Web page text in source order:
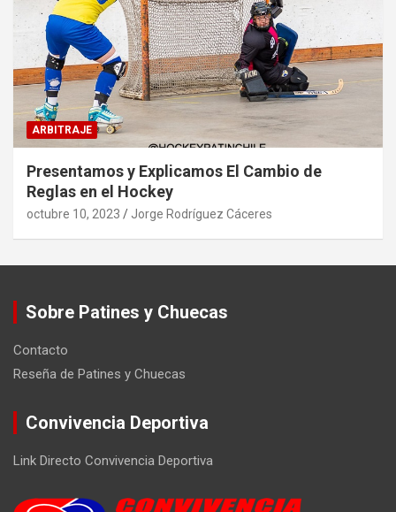
ARBITRAJE
Presentamos y Explicamos El Cambio de
Reglas en el Hockey
octubre 10, 2023 Jorge Rodríguez Cáceres
Sobre Patines y Chuecas
Contacto
Reseña de Patines y Chuecas
Convivencia Deportiva
Link Directo Convivencia Deportiva